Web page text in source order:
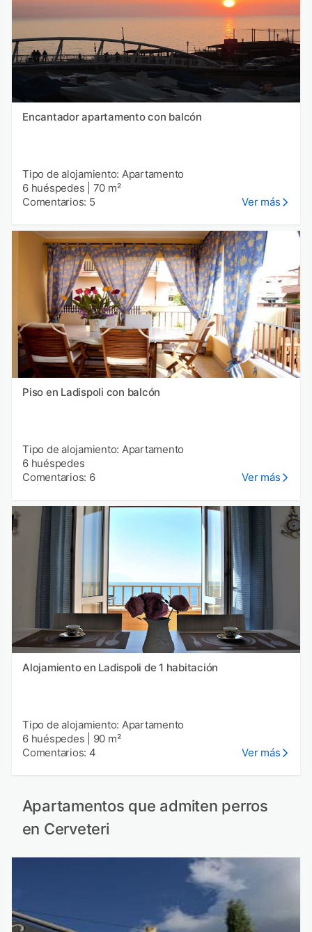
Encantador apartamento con balcón
Tipo de alojamiento: Apartamento
6 huéspedes
70 m²
Comentarios: 5
Ver más
Piso en Ladispoli con balcón
Tipo de alojamiento: Apartamento
6 huéspedes
Comentarios: 6
Ver más
Alojamiento en Ladispoli de 1 habitación
Tipo de alojamiento: Apartamento
6 huéspedes
90 m²
Comentarios: 4
Ver más
Apartamentos que admiten perros
en Cerveteri